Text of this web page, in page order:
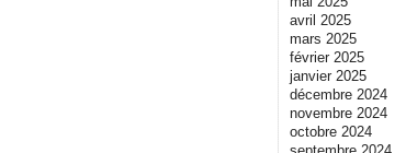
avril 2025
mars 2025
février 2025
janvier 2025
décembre 2024
novembre 2024
octobre 2024